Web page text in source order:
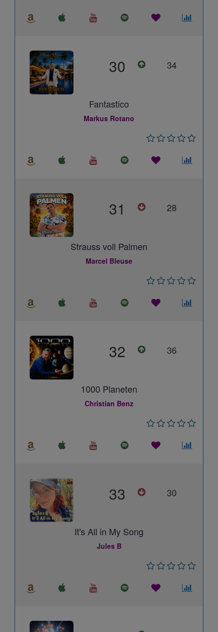
30 34
Fantastico
Markus Rotano
31 28
Strauss voll Palmen
Marcel Bleuse
32 36
1000 Planeten
Christian Benz
33 30
It's All in My Song
Jules B